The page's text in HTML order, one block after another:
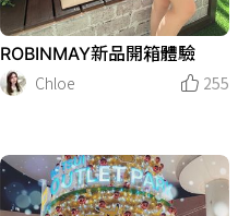
ROBINMAY新品開箱體驗
Chloe
255